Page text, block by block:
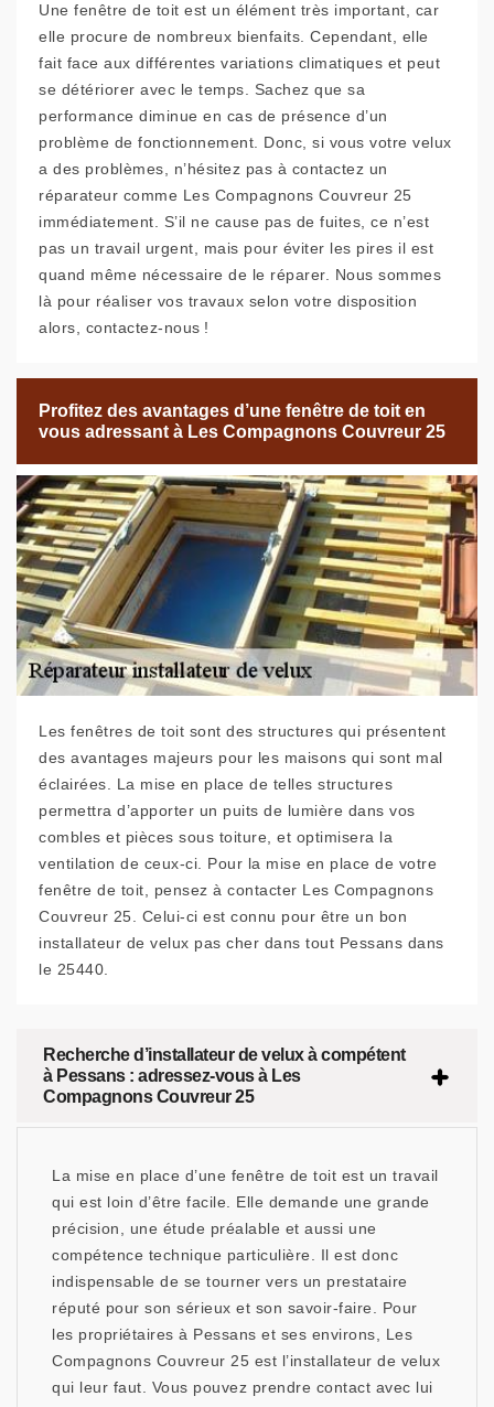
Une fenêtre de toit est un élément très important, car
elle procure de nombreux bienfaits. Cependant, elle
fait face aux différentes variations climatiques et peut
se détériorer avec le temps. Sachez que sa
performance diminue en cas de présence d’un
problème de fonctionnement. Donc, si vous votre velux
a des problèmes, n’hésitez pas à contactez un
réparateur comme Les Compagnons Couvreur 25
immédiatement. S’il ne cause pas de fuites, ce n’est
pas un travail urgent, mais pour éviter les pires il est
quand même nécessaire de le réparer. Nous sommes
là pour réaliser vos travaux selon votre disposition
alors, contactez-nous !
Profitez des avantages d’une fenêtre de toit en
vous adressant à Les Compagnons Couvreur 25
Les fenêtres de toit sont des structures qui présentent
des avantages majeurs pour les maisons qui sont mal
éclairées. La mise en place de telles structures
permettra d’apporter un puits de lumière dans vos
combles et pièces sous toiture, et optimisera la
ventilation de ceux-ci. Pour la mise en place de votre
fenêtre de toit, pensez à contacter Les Compagnons
Couvreur 25. Celui-ci est connu pour être un bon
installateur de velux pas cher dans tout Pessans dans
le 25440.
Recherche d’installateur de velux à compétent
à Pessans : adressez-vous à Les
Compagnons Couvreur 25
La mise en place d’une fenêtre de toit est un travail
qui est loin d’être facile. Elle demande une grande
précision, une étude préalable et aussi une
compétence technique particulière. Il est donc
indispensable de se tourner vers un prestataire
réputé pour son sérieux et son savoir-faire. Pour
les propriétaires à Pessans et ses environs, Les
Compagnons Couvreur 25 est l’installateur de velux
qui leur faut. Vous pouvez prendre contact avec lui